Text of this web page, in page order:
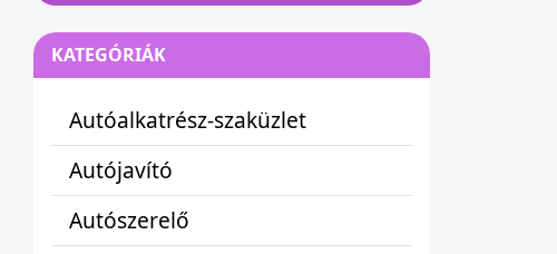
KATEGÓRIÁK
Autóalkatrész-szaküzlet
Autójavító
Autószerelő